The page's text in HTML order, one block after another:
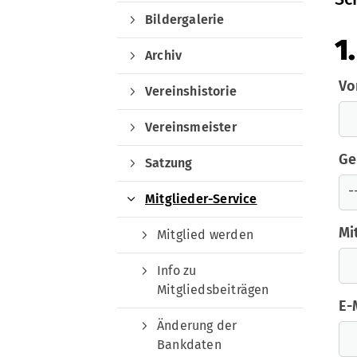
E-
Bildergalerie
Archiv
Vereinshistorie
Vereinsmeister
Satzung
Mitglieder-Service
Mitglied werden
Info zu
Mitgliedsbeiträgen
Änderung der
Bankdaten
Quicklinks
Training
Trainingszeiten
Trainerteam
Sondertraining
Projekte